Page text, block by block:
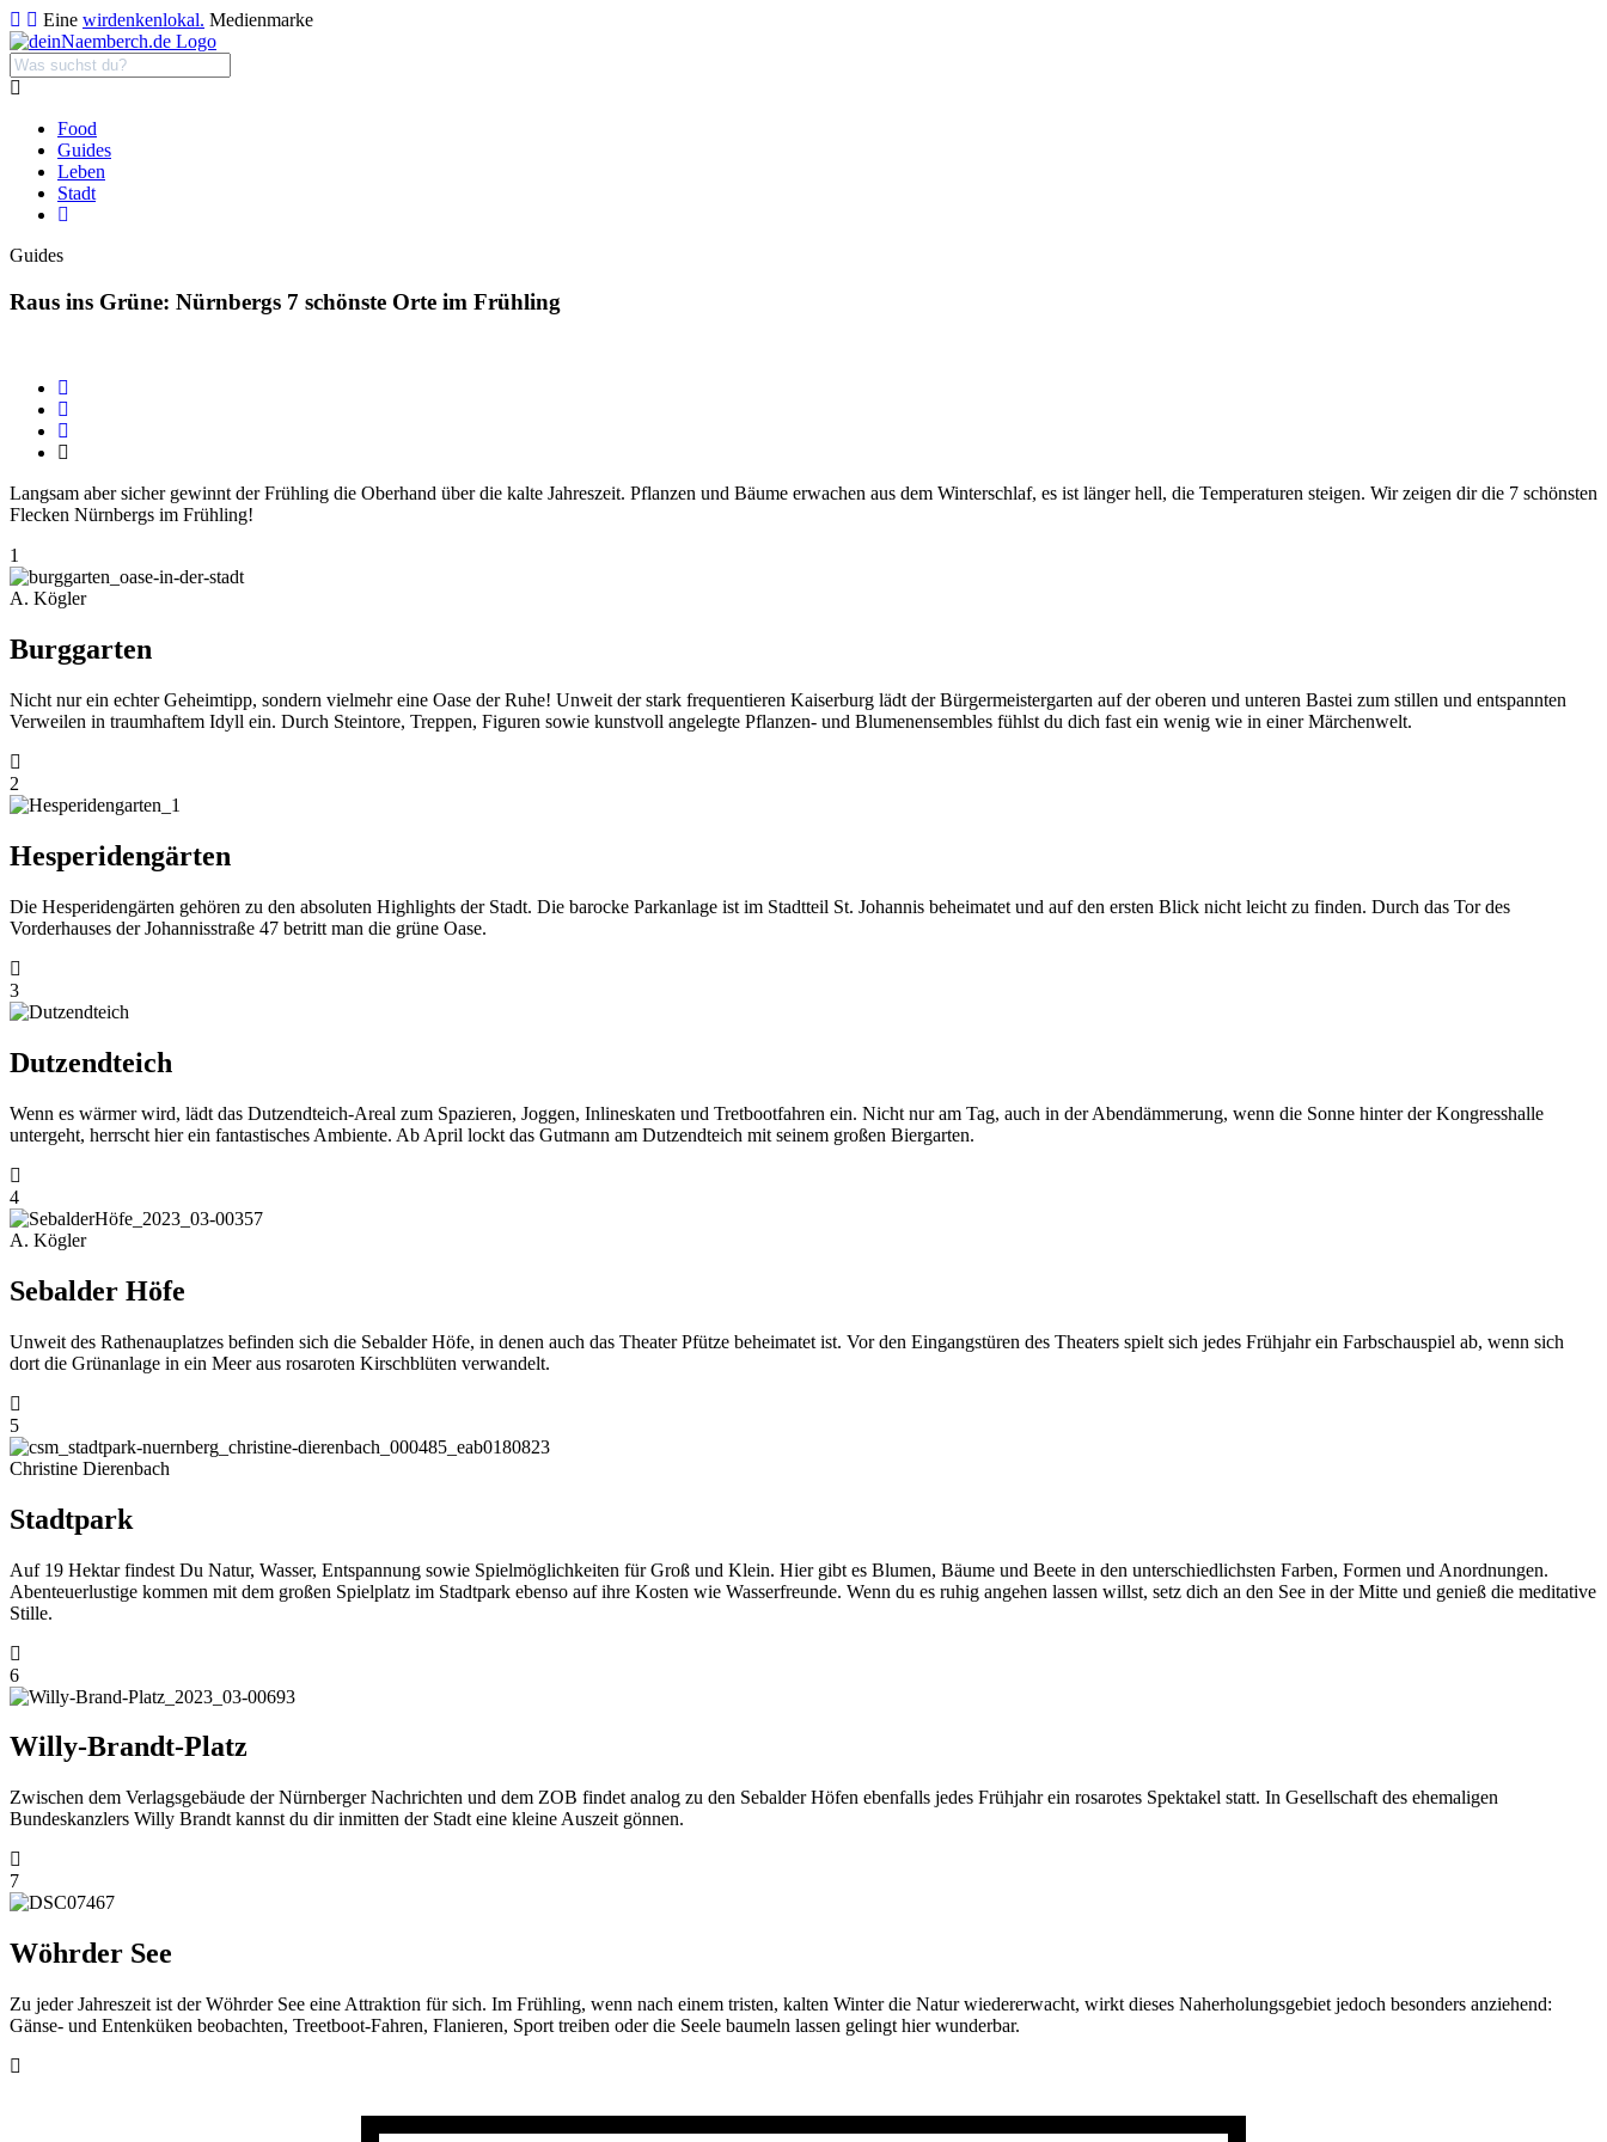
Eine wirdenkenlokal. Medienmarke
Food
Guides
Leben
Stadt
Guides
Raus ins Grüne: Nürnbergs 7 schönste Orte im Frühling
Langsam aber sicher gewinnt der Frühling die Oberhand über die kalte Jahreszeit. Pflanzen und Bäume erwachen aus dem Winterschlaf, es ist länger hell, die Temperaturen steigen. Wir zeigen dir die 7 schönsten
Flecken Nürnbergs im Frühling!
1
A. Kögler
Burggarten
Nicht nur ein echter Geheimtipp, sondern vielmehr eine Oase der Ruhe! Unweit der stark frequentieren Kaiserburg lädt der Bürgermeistergarten auf der oberen und unteren Bastei zum stillen und entspannten
Verweilen in traumhaftem Idyll ein. Durch Steintore, Treppen, Figuren sowie kunstvoll angelegte Pflanzen- und Blumenensembles fühlst du dich fast ein wenig wie in einer Märchenwelt.
2
Hesperidengärten
Die Hesperidengärten gehören zu den absoluten Highlights der Stadt. Die barocke Parkanlage ist im Stadtteil St. Johannis beheimatet und auf den ersten Blick nicht leicht zu finden. Durch das Tor des
Vorderhauses der Johannisstraße 47 betritt man die grüne Oase.
3
Dutzendteich
Wenn es wärmer wird, lädt das Dutzendteich-Areal zum Spazieren, Joggen, Inlineskaten und Tretbootfahren ein. Nicht nur am Tag, auch in der Abendämmerung, wenn die Sonne hinter der Kongresshalle
untergeht, herrscht hier ein fantastisches Ambiente. Ab April lockt das Gutmann am Dutzendteich mit seinem großen Biergarten.
4
A. Kögler
Sebalder Höfe
Unweit des Rathenauplatzes befinden sich die Sebalder Höfe, in denen auch das Theater Pfütze beheimatet ist. Vor den Eingangstüren des Theaters spielt sich jedes Frühjahr ein Farbschauspiel ab, wenn sich
dort die Grünanlage in ein Meer aus rosaroten Kirschblüten verwandelt.
5
Christine Dierenbach
Stadtpark
Auf 19 Hektar findest Du Natur, Wasser, Entspannung sowie Spielmöglichkeiten für Groß und Klein. Hier gibt es Blumen, Bäume und Beete in den unterschiedlichsten Farben, Formen und Anordnungen.
Abenteuerlustige kommen mit dem großen Spielplatz im Stadtpark ebenso auf ihre Kosten wie Wasserfreunde. Wenn du es ruhig angehen lassen willst, setz dich an den See in der Mitte und genieß die meditative
Stille.
6
Willy-Brandt-Platz
Zwischen dem Verlagsgebäude der Nürnberger Nachrichten und dem ZOB findet analog zu den Sebalder Höfen ebenfalls jedes Frühjahr ein rosarotes Spektakel statt. In Gesellschaft des ehemaligen
Bundeskanzlers Willy Brandt kannst du dir inmitten der Stadt eine kleine Auszeit gönnen.
7
Wöhrder See
Zu jeder Jahreszeit ist der Wöhrder See eine Attraktion für sich. Im Frühling, wenn nach einem tristen, kalten Winter die Natur wiedererwacht, wirkt dieses Naherholungsgebiet jedoch besonders anziehend:
Gänse- und Entenküken beobachten, Treetboot-Fahren, Flanieren, Sport treiben oder die Seele baumeln lassen gelingt hier wunderbar.